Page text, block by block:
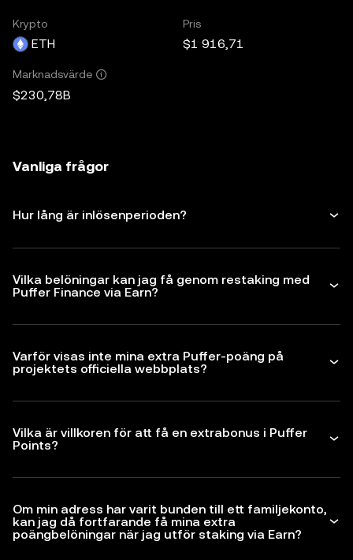
Krypto
ETH
Pris
$1 916,71
Marknadsvärde
$230,78B
Vanliga frågor
Hur lång är inlösenperioden?
Vilka belöningar kan jag få genom restaking med
Puffer Finance via Earn?
Varför visas inte mina extra Puffer-poäng på
projektets officiella webbplats?
Vilka är villkoren för att få en extrabonus i Puffer
Points?
Om min adress har varit bunden till ett familjekonto,
kan jag då fortfarande få mina extra
poängbelöningar när jag utför staking via Earn?